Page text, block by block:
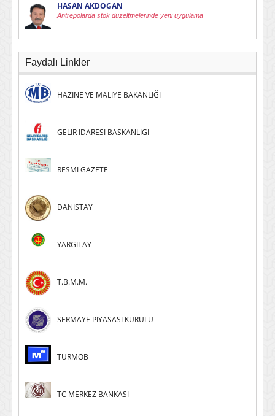
HASAN AKDOGAN
Antrepolarda stok düzeltmelerinde yeni uygulama
Faydalı Linkler
HAZİNE VE MALİYE BAKANLIĞI
GELIR IDARESI BASKANLIGI
RESMI GAZETE
DANISTAY
YARGITAY
T.B.M.M.
SERMAYE PIYASASI KURULU
TÜRMOB
TC MERKEZ BANKASI